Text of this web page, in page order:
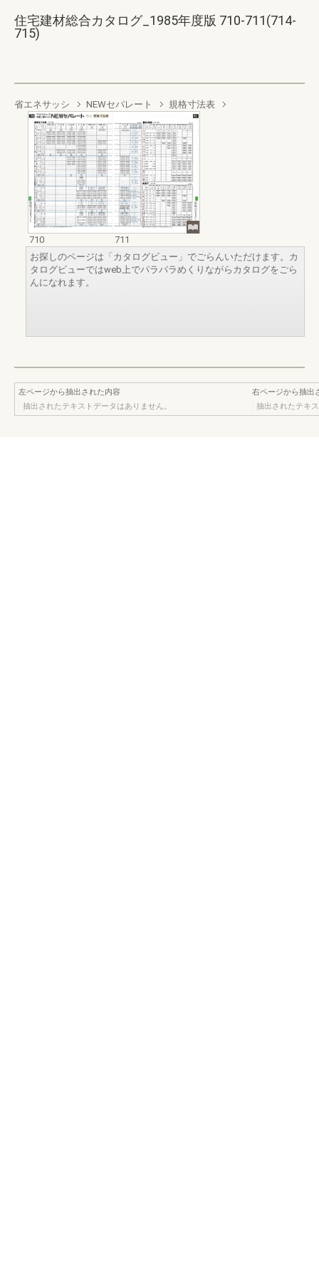
住宅建材総合カタログ_1985年度版 710-711(714-
715)
省エネサッシ NEWセパレート 規格寸法表
710
711
お探しのページは「カタログビュー」でごらんいただけます。カ
タログビューではweb上でパラパラめくりながらカタログをごら
んになれます。
左ページから抽出された内容
抽出されたテキストデータはありません。
右ページから抽出
抽出されたテキ